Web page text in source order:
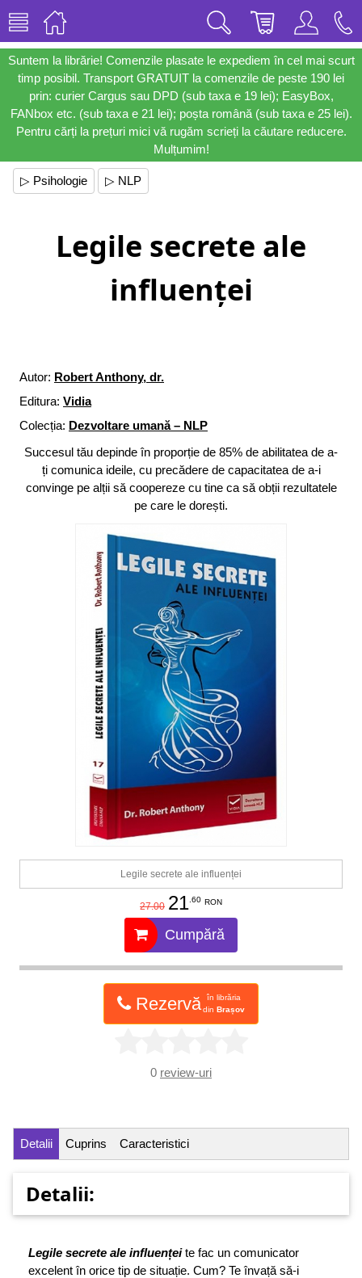
Suntem la librărie! Comenzile plasate le expediem în cel mai scurt
timp posibil. Transport GRATUIT la comenzile de peste 190 lei
prin: curier Cargus sau DPD (sub taxa e 19 lei); EasyBox,
FANbox etc. (sub taxa e 21 lei); poșta română (sub taxa e 25 lei).
Pentru cărți la prețuri mici vă rugăm scrieți la căutare reducere.
Mulțumim!
▷ Psihologie ▷ NLP
Legile secrete ale
influenței
Autor: Robert Anthony, dr.
Editura: Vidia
Colecția: Dezvoltare umană – NLP
Succesul tău depinde în proporție de 85% de abilitatea de a-
ți comunica ideile, cu precădere de capacitatea de a-i
convinge pe alții să coopereze cu tine ca să obții rezultatele
pe care le dorești.
Legile secrete ale influenței
27.00 21.60 RON
Cumpără
Rezervă
în librăria
din Brașov
0 review-uri
Detalii Cuprins Caracteristici
Detalii:
Legile secrete ale influențeite fac un comunicator
excelent în orice tip de situație. Cum? Te învață să-i